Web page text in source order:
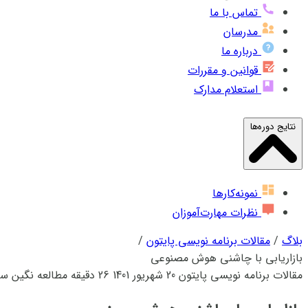
تماس با ما
مدرسان
درباره ما
قوانین و مقررات
استعلام مدارک
نتایج دوره‌ها
نمونه‌کارها
نظرات مهارت‌آموزان
بلاگ / مقالات برنامه نویسی پایتون /
بازاریابی با چاشنی هوش مصنوعی
مقالات برنامه نویسی پایتون 20 شهریور 1401 26 دقیقه مطالعه نگین